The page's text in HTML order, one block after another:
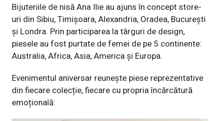
Bijuteriile de nisă Ana Ilie au ajuns în concept store-
uri din Sibiu, Timișoara, Alexandria, Oradea, București
și Londra. Prin participarea la târguri de design,
piesele au fost purtate de femei de pe 5 continente:
Australia, Africa, Asia, America și Europa.
Evenimentul aniversar reunește piese reprezentative
din fiecare colecție, fiecare cu propria încărcătură
emoțională: